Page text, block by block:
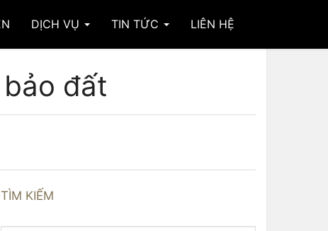
DỊCH VỤ TIN TỨC LIÊN HỆ
đất
TÌM KIẾM